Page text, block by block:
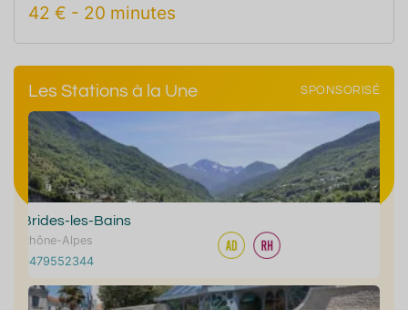
42 € - 20 minutes
Les Stations à la Une SPONSORISÉ
Brides-les-Bains
Rhône-Alpes
0479552344